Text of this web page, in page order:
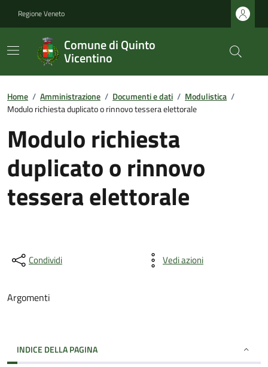
Regione Veneto
Comune di Quinto
Vicentino
Home / Amministrazione / Documenti e dati / Modulistica /
Modulo richiesta duplicato o rinnovo tessera elettorale
Modulo richiesta
duplicato o rinnovo
tessera elettorale
Condividi Vedi azioni
Argomenti
INDICE DELLA PAGINA